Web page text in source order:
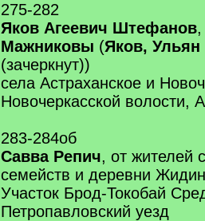
275-282
Яков Агеевич Штефанов,
Мажниковы (Яков, Ульян
(зачеркнут))
села Астраханское и
Новочеркасской волости,
283-284об
Савва Репич, от жителей
семейств и деревни
Участок Брод-Токобай
Петропавловский уезд